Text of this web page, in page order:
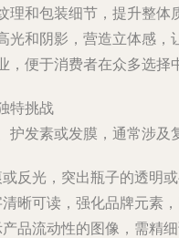
理和包装细节，提升整体
光和阴影，营造立体感，
便于消费者在众多选择
特挑战
护发素或发膜，通常涉及
反光，突出瓶子的透明或
晰可读，强化品牌元素，
品流动性的图像，需精